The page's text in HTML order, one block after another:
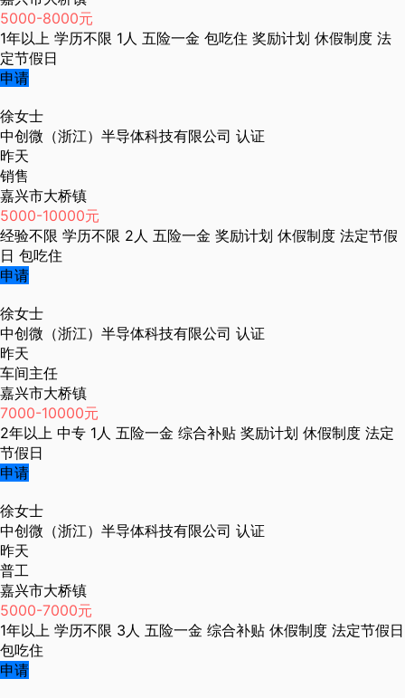
5000-8000元
1年以上 学历不限 1人 五险一金 包吃住 奖励计划 休假制度 法
定节假日
申请
徐女士
中创微（浙江）半导体科技有限公司 认证
昨天
销售
嘉兴市大桥镇
5000-10000元
经验不限 学历不限 2人 五险一金 奖励计划 休假制度 法定节假
日 包吃住
申请
徐女士
中创微（浙江）半导体科技有限公司 认证
昨天
车间主任
嘉兴市大桥镇
7000-10000元
2年以上 中专 1人 五险一金 综合补贴 奖励计划 休假制度 法定
节假日
申请
徐女士
中创微（浙江）半导体科技有限公司 认证
昨天
普工
嘉兴市大桥镇
5000-7000元
1年以上 学历不限 3人 五险一金 综合补贴 休假制度 法定节假日
包吃住
申请